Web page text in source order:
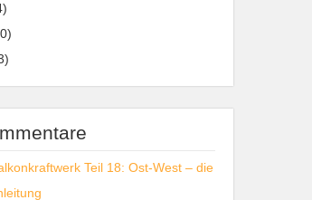
Teil 18: Ost-West – die